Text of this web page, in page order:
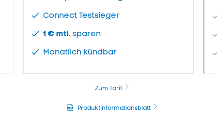
Connect Testsieger
1 € mtl. sparen
Monatlich kündbar
Zum Tarif
Produktinformationsblatt